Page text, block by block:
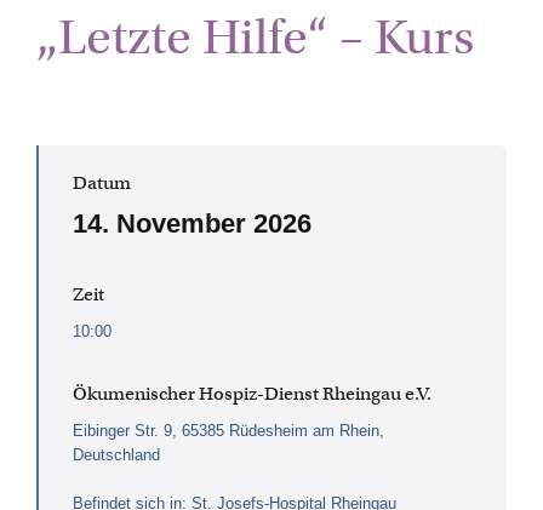
„Letzte Hilfe“ – Kurs
Datum
14. November 2026
Zeit
10:00
Ökumenischer Hospiz-Dienst Rheingau e.V.
Eibinger Str. 9, 65385 Rüdesheim am Rhein,
Deutschland
Befindet sich in: St. Josefs-Hospital Rheingau